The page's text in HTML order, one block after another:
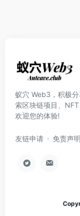
蚁穴 Web3，积极
索区块链项目、
欢迎您的体验!
友链申请 免责声明